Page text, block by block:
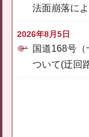
法面崩落に
2026年8月5日
国道168号
ついて(迂回